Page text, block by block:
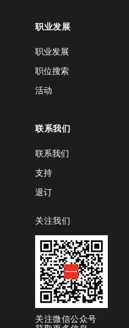
职业发展
职业发展
职位搜索
活动
联系我们
联系我们
支持
退订
关注我们
关注微信公众号